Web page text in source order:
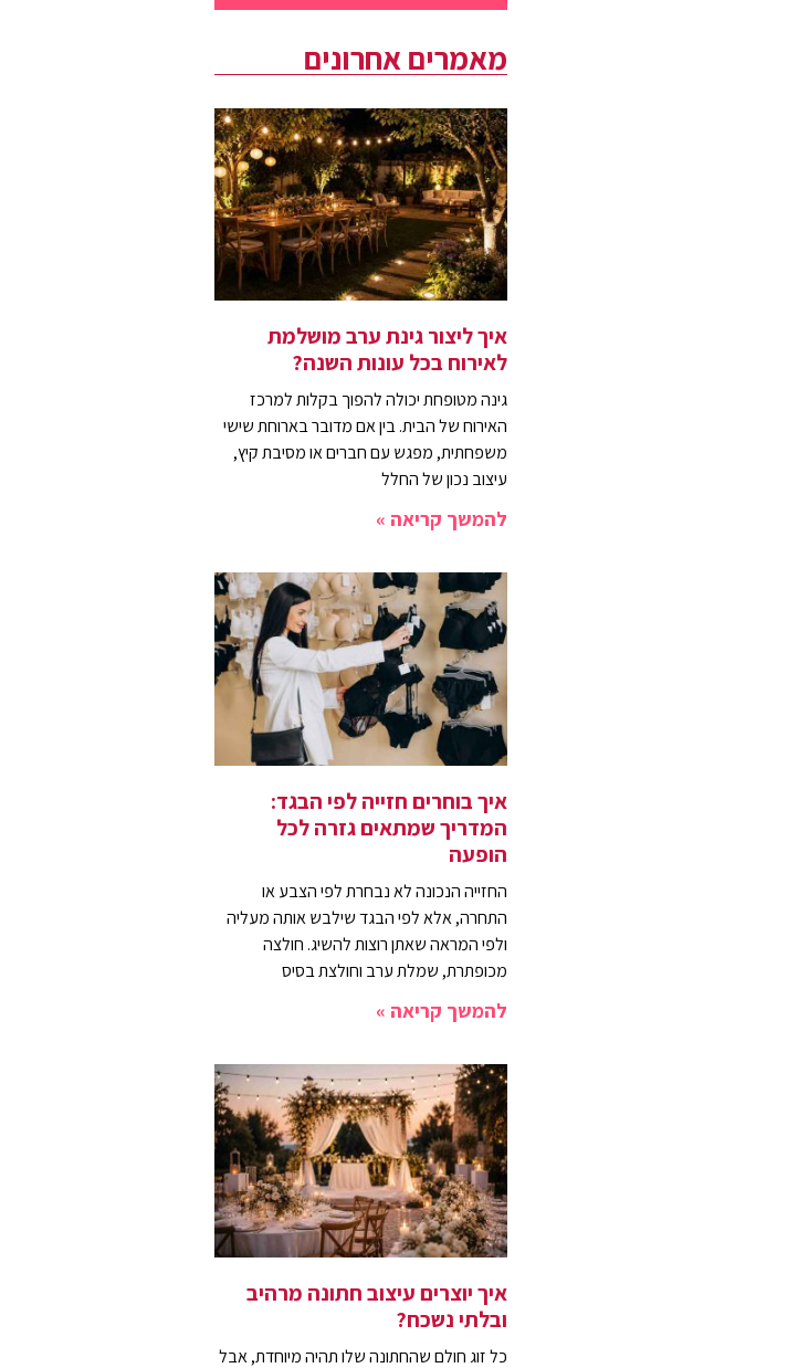
מאמרים אחרונים
איך ליצור גינת ערב מושלמת
לאירוח בכל עונות השנה?
גינה מטופחת יכולה להפוך בקלות למרכז
האירוח של הבית. בין אם מדובר בארוחת שישי
משפחתית, מפגש עם חברים או מסיבת קיץ,
עיצוב נכון של החלל
להמשך קריאה »
איך בוחרים חזייה לפי הבגד:
המדריך שמתאים גזרה לכל
הופעה
החזייה הנכונה לא נבחרת לפי הצבע או
התחרה, אלא לפי הבגד שילבש אותה מעליה
ולפי המראה שאתן רוצות להשיג. חולצה
מכופתרת, שמלת ערב וחולצת בסיס
להמשך קריאה »
איך יוצרים עיצוב חתונה מרהיב
ובלתי נשכח?
כל זוג חולם שהחתונה שלו תהיה מיוחדת, אבל